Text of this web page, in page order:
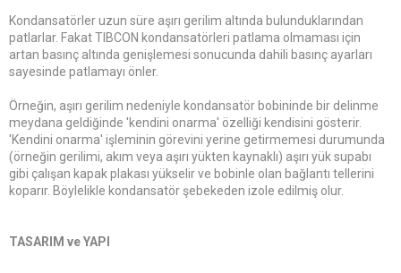
Kondansatörler uzun süre aşırı gerilim altında bulunduklarından
patlarlar. Fakat TIBCON kondansatörleri patlama olmaması için
artan basınç altında genişlemesi sonucunda dahili basınç ayarları
sayesinde patlamayı önler.
Örneğin, aşırı gerilim nedeniyle kondansatör bobininde bir delinme
meydana geldiğinde 'kendini onarma' özelliği kendisini gösterir.
'Kendini onarma' işleminin görevini yerine getirmemesi durumunda
(örneğin gerilimi, akım veya aşırı yükten kaynaklı) aşırı yük supabı
gibi çalışan kapak plakası yükselir ve bobinle olan bağlantı tellerini
koparır. Böylelikle kondansatör şebekeden izole edilmiş olur.
TASARIM ve YAPI